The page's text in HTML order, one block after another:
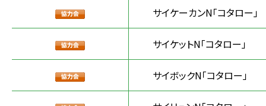
サイケーカンN「コタロー」
サイケットN「コタロー」
サイボックN「コタロー」